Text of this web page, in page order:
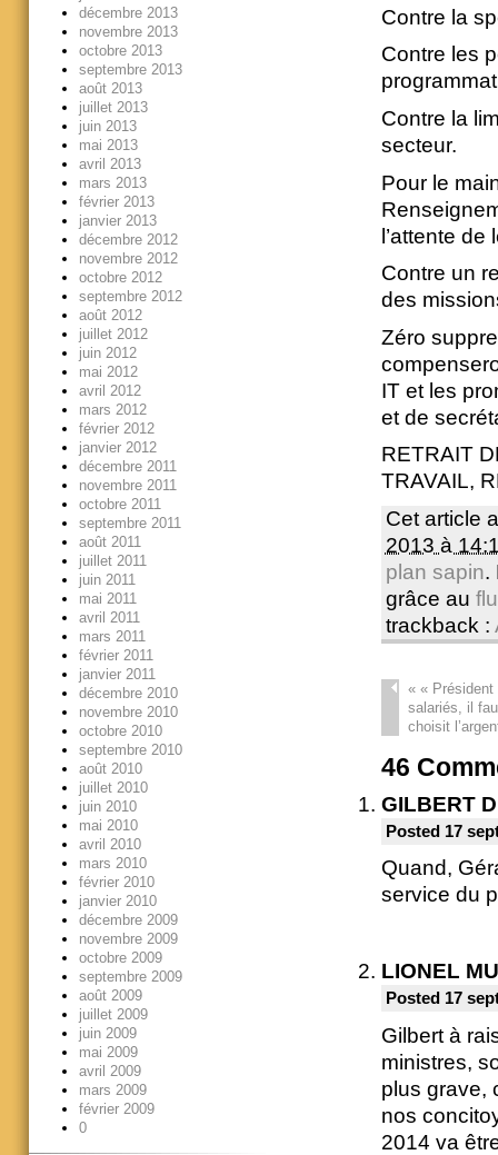
Contre la
Contre les
Contre la
secteur.
Pour le
l’attente de
Contre un
des
Zéro
IT et les
et de
RETRAIT
TRAVAIL,
Cet article
2013 à
plan sapin.
grâce au
trackback :
«« Président
salariés, il
choisit
46
GILBERT
Posted 17
Quand,
service du
LIONEL
Posted 17
Gilbert à
ministres,
plus grave,
nos
2014 va
décembre 2013
novembre 2013
octobre 2013
septembre 2013
août 2013
juillet 2013
juin 2013
mai 2013
avril 2013
mars 2013
février 2013
janvier 2013
décembre 2012
novembre 2012
octobre 2012
septembre 2012
août 2012
juillet 2012
juin 2012
mai 2012
avril 2012
mars 2012
février 2012
janvier 2012
décembre 2011
novembre 2011
octobre 2011
septembre 2011
août 2011
juillet 2011
juin 2011
mai 2011
avril 2011
mars 2011
février 2011
janvier 2011
décembre 2010
novembre 2010
octobre 2010
septembre 2010
août 2010
juillet 2010
juin 2010
mai 2010
avril 2010
mars 2010
février 2010
janvier 2010
décembre 2009
novembre 2009
octobre 2009
septembre 2009
août 2009
juillet 2009
juin 2009
mai 2009
avril 2009
mars 2009
février 2009
0